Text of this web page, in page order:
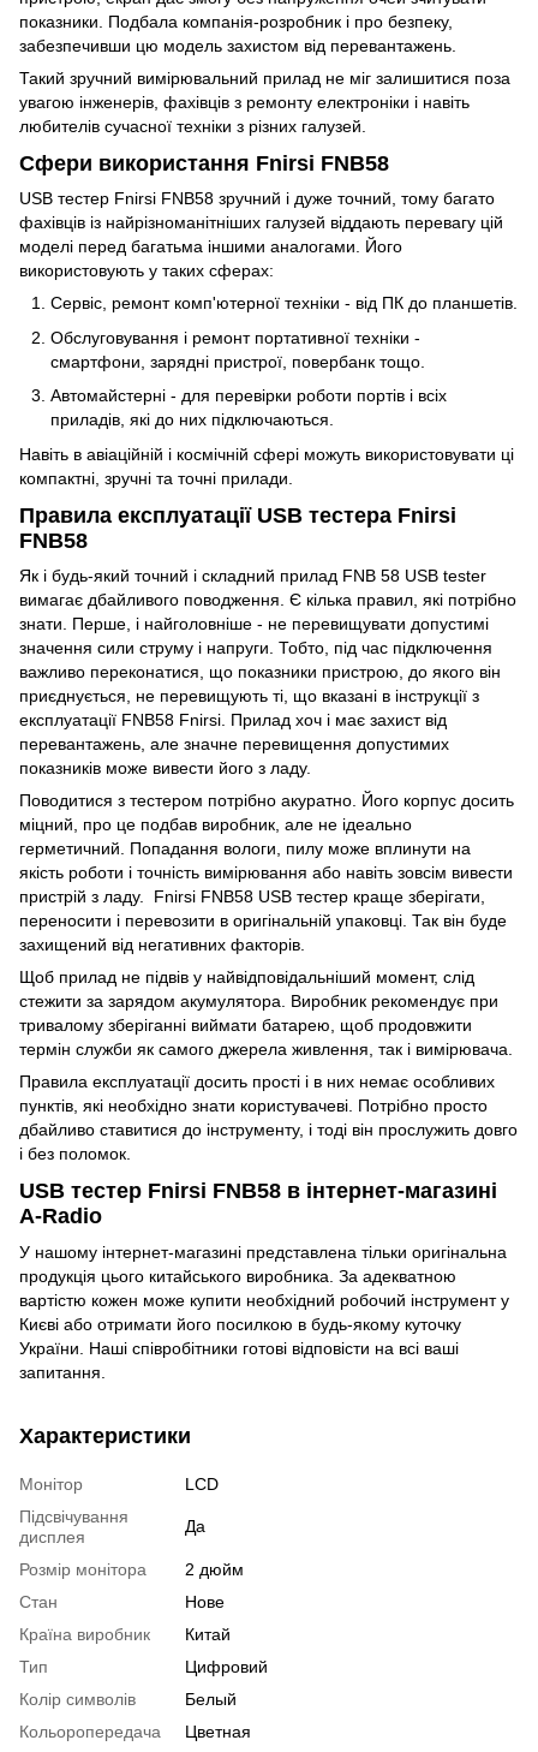
показники. Подбала компанія-розробник і про безпеку,
забезпечивши цю модель захистом від перевантажень.
Такий зручний вимірювальний прилад не міг залишитися поза
увагою інженерів, фахівців з ремонту електроніки і навіть
любителів сучасної техніки з різних галузей.
Сфери використання Fnirsi FNB58
USB тестер Fnirsi FNB58 зручний і дуже точний, тому багато
фахівців із найрізноманітніших галузей віддають перевагу цій
моделі перед багатьма іншими аналогами. Його
використовують у таких сферах:
Сервіс, ремонт комп'ютерної техніки - від ПК до планшетів.
Обслуговування і ремонт портативної техніки -
смартфони, зарядні пристрої, повербанк тощо.
Автомайстерні - для перевірки роботи портів і всіх
приладів, які до них підключаються.
Навіть в авіаційній і космічній сфері можуть використовувати ці
компактні, зручні та точні прилади.
Правила експлуатації USB тестера Fnirsi
FNB58
Як і будь-який точний і складний прилад FNB 58 USB tester
вимагає дбайливого поводження. Є кілька правил, які потрібно
знати. Перше, і найголовніше - не перевищувати допустимі
значення сили струму і напруги. Тобто, під час підключення
важливо переконатися, що показники пристрою, до якого він
приєднується, не перевищують ті, що вказані в інструкції з
експлуатації FNB58 Fnirsi. Прилад хоч і має захист від
перевантажень, але значне перевищення допустимих
показників може вивести його з ладу.
Поводитися з тестером потрібно акуратно. Його корпус досить
міцний, про це подбав виробник, але не ідеально
герметичний. Попадання вологи, пилу може вплинути на
якість роботи і точність вимірювання або навіть зовсім вивести
пристрій з ладу. Fnirsi FNB58 USB тестер краще зберігати,
переносити і перевозити в оригінальній упаковці. Так він буде
захищений від негативних факторів.
Щоб прилад не підвів у найвідповідальніший момент, слід
стежити за зарядом акумулятора. Виробник рекомендує при
тривалому зберіганні виймати батарею, щоб продовжити
термін служби як самого джерела живлення, так і вимірювача.
Правила експлуатації досить прості і в них немає особливих
пунктів, які необхідно знати користувачеві. Потрібно просто
дбайливо ставитися до інструменту, і тоді він прослужить довго
і без поломок.
USB тестер Fnirsi FNB58 в інтернет-магазині
A-Radio
У нашому інтернет-магазині представлена тільки оригінальна
продукція цього китайського виробника. За адекватною
вартістю кожен може купити необхідний робочий інструмент у
Києві або отримати його посилкою в будь-якому куточку
України. Наші співробітники готові відповісти на всі ваші
запитання.
Характеристики
Монітор
LCD
Підсвічування
дисплея
Да
Розмір монітора
2 дюйм
Стан
Нове
Країна виробник
Китай
Тип
Цифровий
Колір символів
Белый
Кольоропередача
Цветная